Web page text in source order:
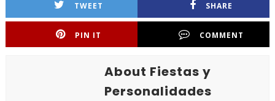
TWEET SHARE
PIN IT COMMENT
About Fiestas y
Personalidades